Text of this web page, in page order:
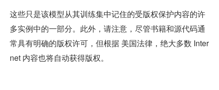
这些只是该模型从其训练集中记住的受版权保护内容的许
多实例中的一部分。此外，请注意，尽管书籍和源代码通
常具有明确的版权许可，但根据 美国法律，绝大多数 Inter
net 内容也将自动获得版权。